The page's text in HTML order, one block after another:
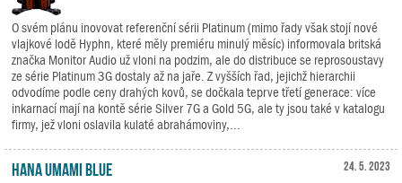
O svém plánu inovovat referenční sérii Platinum (mimo řady však stojí nové
vlajkové lodě Hyphn, které měly premiéru minulý měsíc) informovala britská
značka Monitor Audio už vloni na podzim, ale do distribuce se reprosoustavy
ze série Platinum 3G dostaly až na jaře. Z vyšších řad, jejichž hierarchii
odvodíme podle ceny drahých kovů, se dočkala teprve třetí generace: více
inkarnací mají na kontě série Silver 7G a Gold 5G, ale ty jsou také v katalogu
firmy, jež vloni oslavila kulaté abrahámoviny,...
24. 5. 2023
HANA Umami Blue